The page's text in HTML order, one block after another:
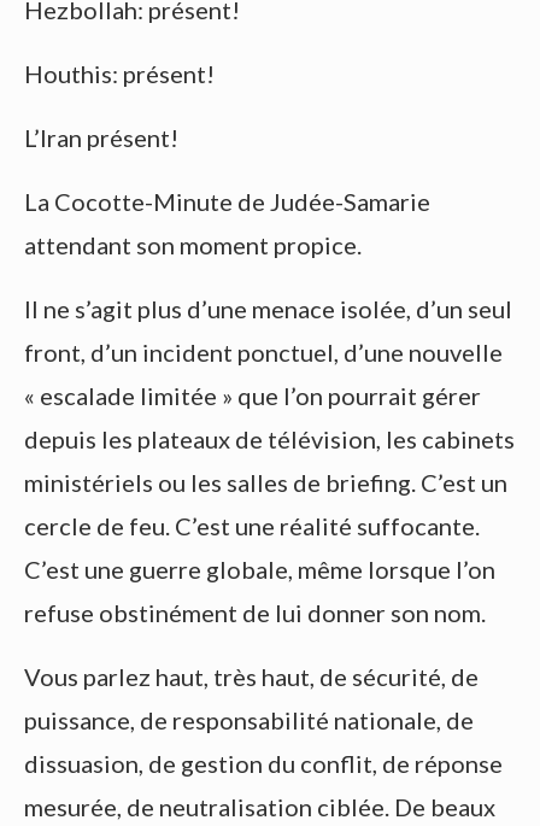
Hezbollah: présent!
Houthis: présent!
L’Iran présent!
La Cocotte-Minute de Judée-Samarie
attendant son moment propice.
Il ne s’agit plus d’une menace isolée, d’un seul
front, d’un incident ponctuel, d’une nouvelle
« escalade limitée » que l’on pourrait gérer
depuis les plateaux de télévision, les cabinets
ministériels ou les salles de briefing. C’est un
cercle de feu. C’est une réalité suffocante.
C’est une guerre globale, même lorsque l’on
refuse obstinément de lui donner son nom.
Vous parlez haut, très haut, de sécurité, de
puissance, de responsabilité nationale, de
dissuasion, de gestion du conflit, de réponse
mesurée, de neutralisation ciblée. De beaux